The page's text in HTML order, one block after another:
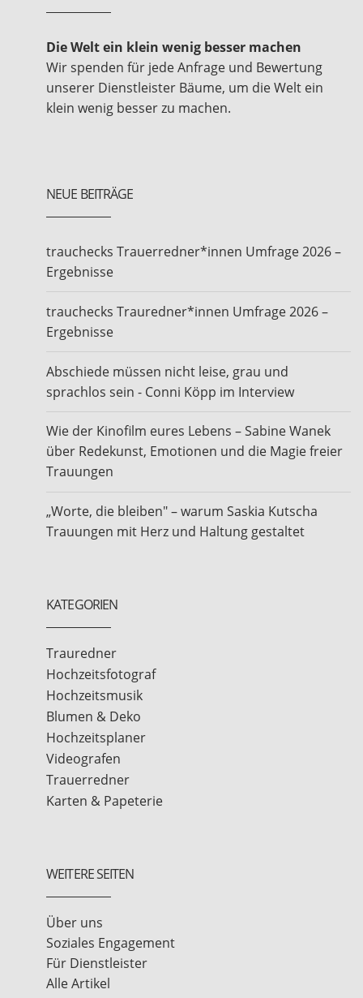
Die Welt ein klein wenig besser machen
Wir spenden für jede Anfrage und Bewertung
unserer Dienstleister Bäume, um die Welt ein
klein wenig besser zu machen.
NEUE BEITRÄGE
trauchecks Trauerredner*innen Umfrage 2026 –
Ergebnisse
trauchecks Trauredner*innen Umfrage 2026 –
Ergebnisse
Abschiede müssen nicht leise, grau und
sprachlos sein - Conni Köpp im Interview
Wie der Kinofilm eures Lebens – Sabine Wanek
über Redekunst, Emotionen und die Magie freier
Trauungen
„Worte, die bleiben" – warum Saskia Kutscha
Trauungen mit Herz und Haltung gestaltet
KATEGORIEN
Trauredner
Hochzeitsfotograf
Hochzeitsmusik
Blumen & Deko
Hochzeitsplaner
Videografen
Trauerredner
Karten & Papeterie
WEITERE SEITEN
Über uns
Soziales Engagement
Für Dienstleister
Alle Artikel